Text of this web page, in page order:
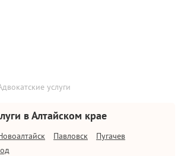
услуги
в Алтайском крае
Павловск
Пугачев